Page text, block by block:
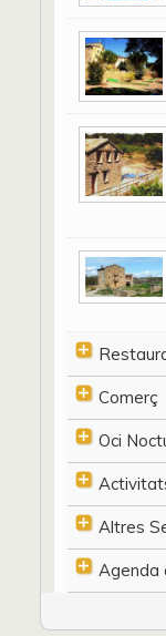
Comerç
Oci
Altres
Agenda